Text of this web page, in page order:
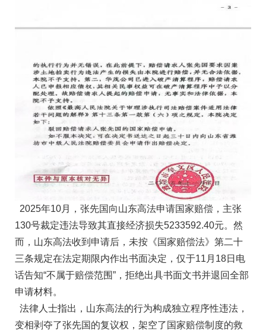
2025年10月，张先国向山东高法申请国家赔偿，主张
130号裁定违法导致其直接经济损失5233592.40元。然
而，山东高法收到申请后，未按《国家赔偿法》第二十
三条规定在法定期限内作出书面决定，仅于11月18日电
话告知“不属于赔偿范围”，拒绝出具书面文书并退回全部
申请材料。
法律人士指出，山东高法的行为构成独立程序性违法，
变相剥夺了张先国的复议权，架空了国家赔偿制度的救